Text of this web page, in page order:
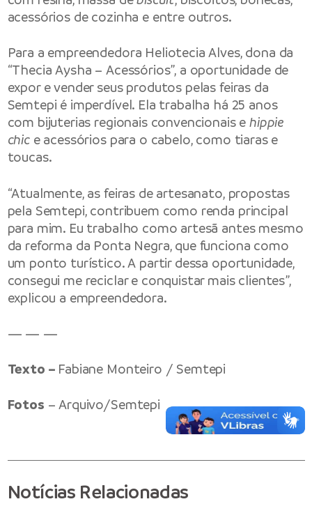
acessórios de cozinha e entre outros.
Para a empreendedora Heliotecia Alves, dona da
“Thecia Aysha – Acessórios”, a oportunidade de
expor e vender seus produtos pelas feiras da
Semtepi é imperdível. Ela trabalha há 25 anos
com bijuterias regionais convencionais ehippie
chice acessórios para o cabelo, como tiaras e
toucas.
“Atualmente, as feiras de artesanato, propostas
pela Semtepi, contribuem como renda principal
para mim. Eu trabalho como artesã antes mesmo
da reforma da Ponta Negra, que funciona como
um ponto turístico. A partir dessa oportunidade,
consegui me reciclar e conquistar mais clientes”,
explicou a empreendedora.
— — —
Texto – Fabiane Monteiro / Semtepi
Fotos – Arquivo/Semtepi
Notícias Relacionadas